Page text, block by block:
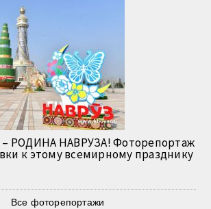
РОДИНА НАВРУЗА! Фоторепортаж
к этому всемирному празднику
Все фоторепортажи